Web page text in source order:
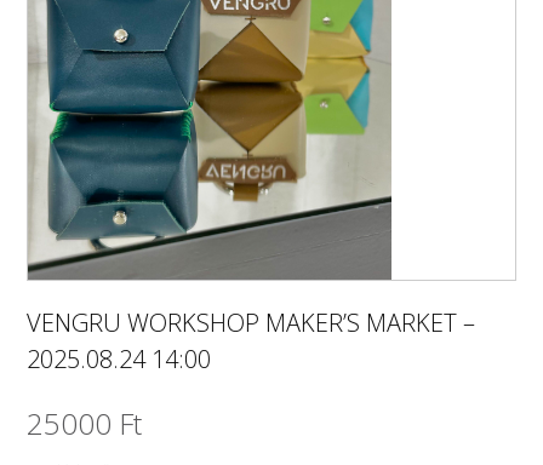
VENGRU WORKSHOP MAKER’S MARKET –
2025.08.24 14:00
25000 Ft